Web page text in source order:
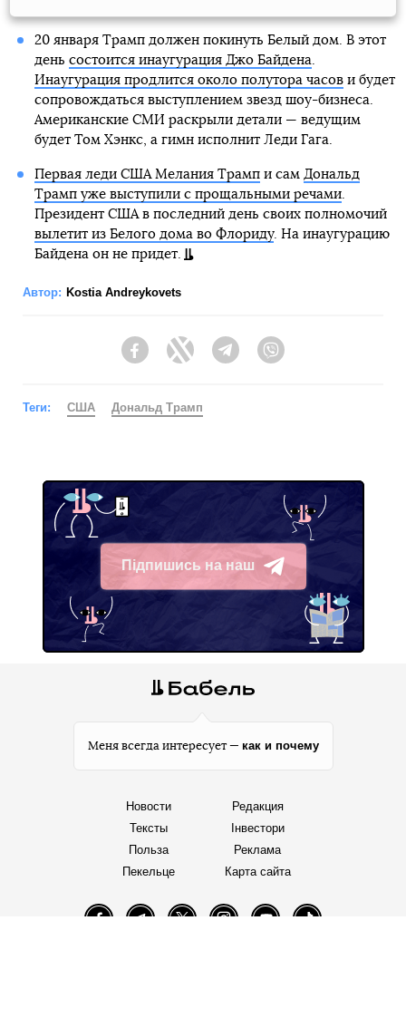
20 января Трамп должен покинуть Белый дом. В этот
день состоится инаугурация Джо Байдена
Инаугурация продлится около полутора часови будет
сопровождаться выступлением звезд шоу-бизнеса.
Американские СМИ раскрыли детали — ведущим
будет Том Хэнкс, а гимн исполнит Леди Гага.
Первая леди США Мелания Трампи сам Дональд
Трамп уже выступили с прощальными речами.
Президент США в последний день своих полномочий
вылетит из Белого дома во Флориду. На инаугурацию
Байдена он не придет.
Автор: Kostia Andreykovets
FacebookTwitter Telegram
Теги: США Дональд Трамп
Підпишись на наш
Telegram
Меня всегда интересует — как и почему
Новости
Тексты
Польза
Пекельце
Редакция
Інвестори
Реклама
Карта сайта